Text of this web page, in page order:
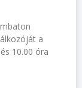
a
10.00 óra